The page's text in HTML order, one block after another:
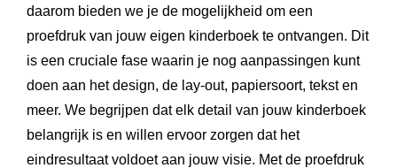
daarom bieden we je de mogelijkheid om een
proefdruk van jouw eigen kinderboek te ontvangen. Dit
is een cruciale fase waarin je nog aanpassingen kunt
doen aan het design, de lay-out, papiersoort, tekst en
meer. We begrijpen dat elk detail van jouw kinderboek
belangrijk is en willen ervoor zorgen dat het
eindresultaat voldoet aan jouw visie. Met de proefdruk